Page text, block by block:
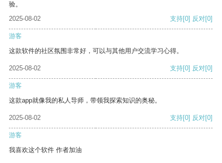
验。
2025-08-02
支持[0] 反对[0]
游客
这款软件的社区氛围非常好，可以与其他用户交流学习心得。
2025-08-02 支持[0] 反对[0]
游客
这款app就像我的私人导师，带领我探索知识的奥秘。
2025-08-02 支持[0] 反对[0]
游客
我喜欢这个软件 作者加油